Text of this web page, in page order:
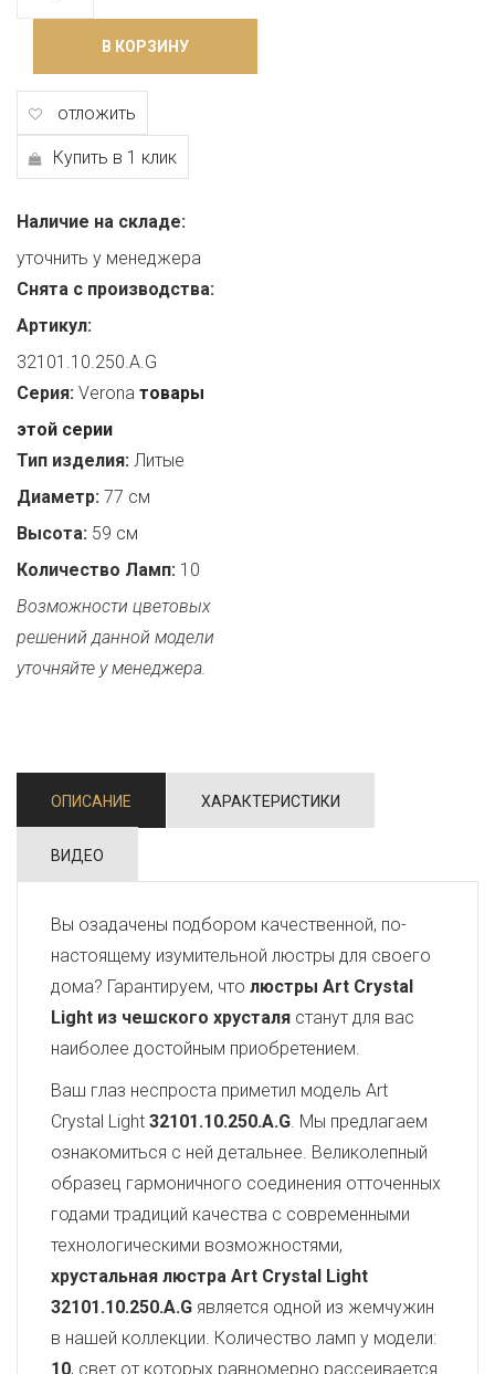
В КОРЗИНУ
отложить
Купить в 1 клик
Наличие на складе:
уточнить у менеджера
Снята с производства:
Артикул:
32101.10.250.A.G
Серия: Verona товары
этой серии
Тип изделия: Литые
Диаметр: 77 см
Высота: 59 см
Количество Ламп: 10
Возможности цветовых
решений данной модели
уточняйте у менеджера.
ОПИСАНИЕ ХАРАКТЕРИСТИКИ
ВИДЕО
Вы озадачены подбором качественной, по-
настоящему изумительной люстры для своего
дома? Гарантируем, что люстры Art Crystal
Light из чешского хрусталя станут для вас
наиболее достойным приобретением.
Ваш глаз неспроста приметил модель Art
Crystal Light 32101.10.250.A.G. Мы предлагаем
ознакомиться с ней детальнее. Великолепный
образец гармоничного соединения отточенных
годами традиций качества с современными
технологическими возможностями,
хрустальная люстра Art Crystal Light
32101.10.250.A.G является одной из жемчужин
в нашей коллекции. Количество ламп у модели:
10, свет от которых равномерно рассеивается